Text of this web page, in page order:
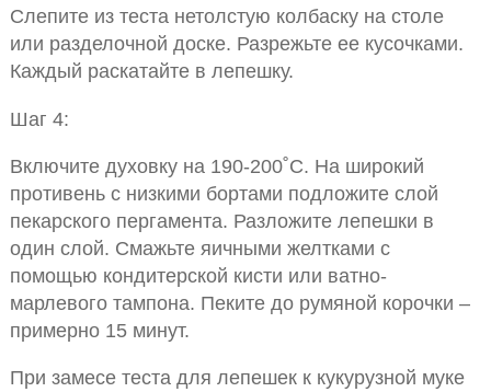
Слепите из теста нетолстую колбаску на столе
или разделочной доске. Разрежьте ее кусочками.
Каждый раскатайте в лепешку.
Шаг 4:
Включите духовку на 190-200˚С. На широкий
противень с низкими бортами подложите слой
пекарского пергамента. Разложите лепешки в
один слой. Смажьте яичными желтками с
помощью кондитерской кисти или ватно-
марлевого тампона. Пеките до румяной корочки –
примерно 15 минут.
При замесе теста для лепешек к кукурузной муке